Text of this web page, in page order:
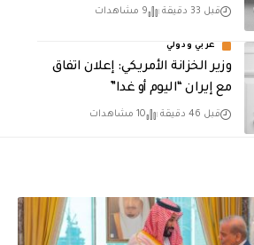
قبل 33 دقيقة 9 مشاهدات
عربي ودولي
وزير الخزانة الأمريكي: إعلان اتفاق
مع إيران “اليوم أو غدا”
قبل 46 دقيقة 10 مشاهدات